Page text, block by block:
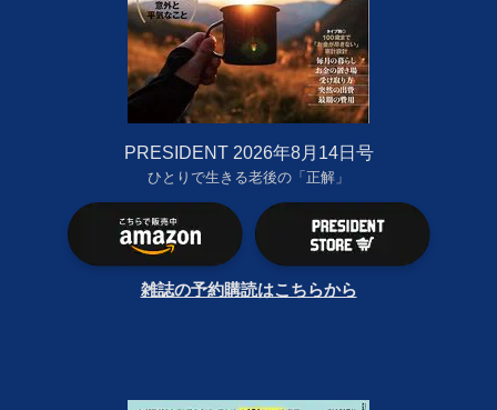
PRESIDENT 2026年8月14日号
ひとりで生きる老後の「正解」
雑誌の予約購読はこちらから